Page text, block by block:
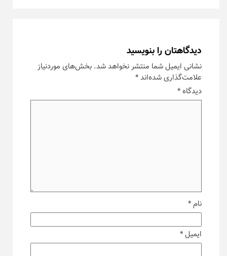
دیدگاهتان را بنویسید
نشانی ایمیل شما منتشر نخواهد شد. بخش‌های موردنیاز
علامت‌گذاری شده‌اند*
دیدگاه*
نام*
ایمیل*